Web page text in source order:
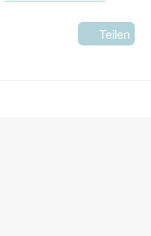
Teilen